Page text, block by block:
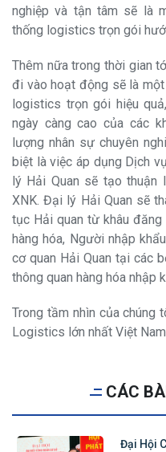
nghiệp và tận tâm sẽ là
thống logistics trọn gói
Thêm nữa trong thời gian
đi vào hoạt động sẽ là
logistics trọn gói hiệu
ngày càng cao của các
lượng nhân sự chuyên
biệt là việc áp dụng Dịch
lý Hải Quan sẽ tạo thuận
XNK. Đại lý Hải Quan sẽ
tục Hải quan từ khâu
hàng hóa, Người nhập
cơ quan Hải Quan tại các
thông quan hàng hóa nhập
Trong tầm nhìn của chúng
Logistics lớn nhất Việt
CÁC
Đại Hội